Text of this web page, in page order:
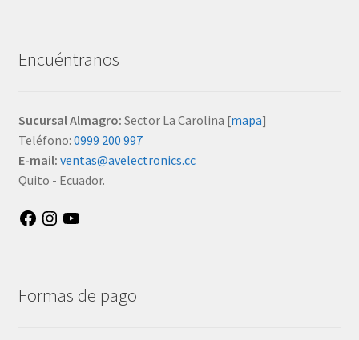
Encuéntranos
Sucursal Almagro: Sector La Carolina [mapa]
Teléfono: 0999 200 997
E-mail: ventas@avelectronics.cc
Quito - Ecuador.
FacebookInstagram
Formas de pago